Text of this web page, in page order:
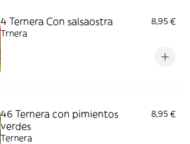
4 Ternera Con salsaostra
8,95 €
Trnera
46 Ternera con pimientos
verdes
8,95 €
Ternera